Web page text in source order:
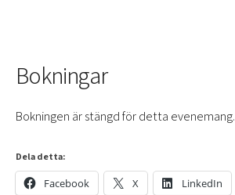
Bokningar
Bokningen är stängd för detta evenemang.
Dela detta:
Facebook X LinkedIn